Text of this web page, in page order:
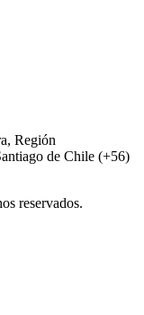
Región
de Chile (+56)
reservados.